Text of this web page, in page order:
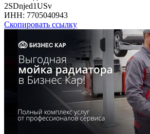
2SDnjed1USv
ИНН: 7705040943
Скопировать ссылку